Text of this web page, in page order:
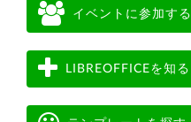
イベントに参加する
LIBREOFFICEを知る